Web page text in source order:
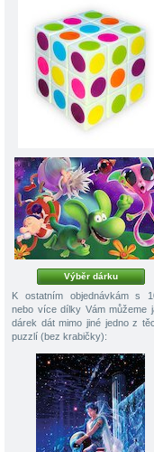
Výběr dárku
K ostatním objednávkám s
nebo více dílky Vám můžeme
dárek dát mimo jiné jedno z
puzzlí (bez krabičky):